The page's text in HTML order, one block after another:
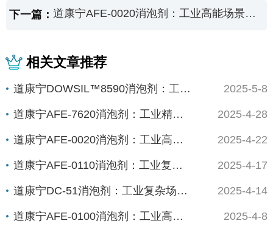
下一篇： 道康宁AFE-0020消泡剂：工业高能场景的“零缺陷屏障”
相关文章推荐
道康宁DOWSIL™8590消泡剂：工业高效... 2025-5-8
道康宁AFE-7620消泡剂：工业精密制造的... 2025-4-28
道康宁AFE-0020消泡剂：工业高能场景的... 2025-4-22
道康宁AFE-0110消泡剂：工业复杂体系的... 2025-4-17
道康宁DC-51消泡剂：工业复杂场景下的“全... 2025-4-14
道康宁AFE-0100消泡剂：工业高精度场景... 2025-4-8